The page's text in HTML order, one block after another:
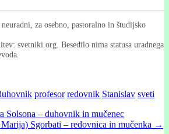
za osebno, pastoralno in študijsko
svetniki.org. Besedilo nima statusa uradnega
profesor redovnik Stanislav sveti
Solsona – duhovnik in mučenec
Sgorbati – redovnica in mučenka →